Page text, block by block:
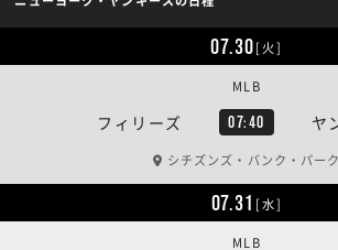
07.30[火]
フィリーズ 07:40 ヤ
MLB
シチズンズ・バンク・パーク
07.31 [水]
MLB